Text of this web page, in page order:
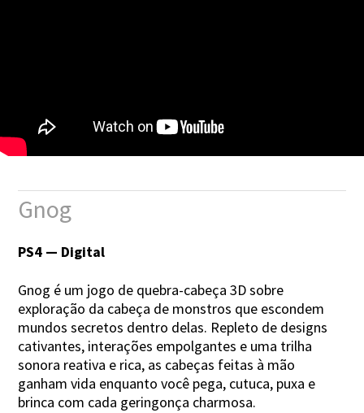
Gnog
PS4 — Digital
Gnog é um jogo de quebra-cabeça 3D sobre
exploração da cabeça de monstros que escondem
mundos secretos dentro delas. Repleto de designs
cativantes, interações empolgantes e uma trilha
sonora reativa e rica, as cabeças feitas à mão
ganham vida enquanto você pega, cutuca, puxa e
brinca com cada geringonça charmosa.